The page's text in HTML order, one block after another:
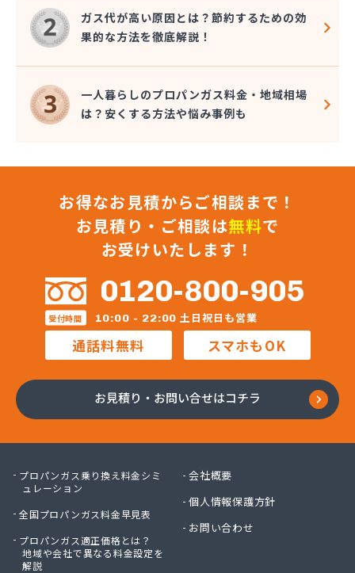
株式会社およべ
株式会社カジマヤ
株式会社ガスコムサプライ
株式会社サイサン 静岡営業所
株式会社サイサン 島田営業所
株式会社サイサン 浜松営業所
株式会社サイサン 富士営業所
株式会社ダイイチ
株式会社ツチヤコーポレーション ガス空調部
株式会社ツチヤコーポレーション 本社
株式会社トーシンホームガス
株式会社ハクト
株式会社ひかり設備
株式会社フクヨコーポレーション 石油部
株式会社フクヨコーポレーション 石油部 藤枝SS
株式会社フジヤガバナンス オートガススタンド
株式会社ホリコシ産業
株式会社マルチュー
株式会社ミシク
株式会社ムラオカ 菊川支店
株式会社安本住設
株式会社井上燃料プロパンガス
ガス代が高い原因とは？節約するための効
果的な方法を徹底解説！
一人暮らしのプロパンガス料金・地域相場
は？安くする方法や悩み事例も
お得なお見積からご相談まで！
お見積り・ご相談は無料で
お受けいたします！
0120-800-905
受付時間 10:00 - 22:00 土日祝日も営業
通話料無料 スマホもOK
お見積り・お問い合せはコチラ
プロパンガス乗り換え料金シミ
ュレーション
全国プロパンガス料金早見表
プロパンガス適正価格とは？
地域や会社で異なる料金設定を
解説
会社概要
個人情報保護方針
お問い合わせ